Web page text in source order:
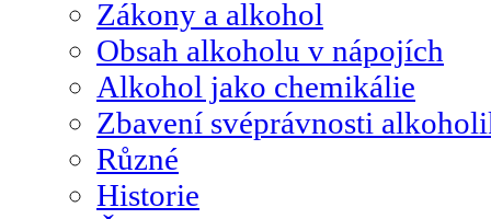
Zákony a alkohol
Obsah alkoholu v nápojích
Alkohol jako chemikálie
Zbavení svéprávnosti
Různé
Historie